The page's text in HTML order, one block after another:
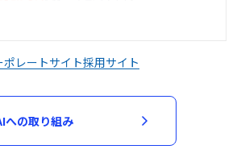
ポレートサイト採用サイト
への取り組み